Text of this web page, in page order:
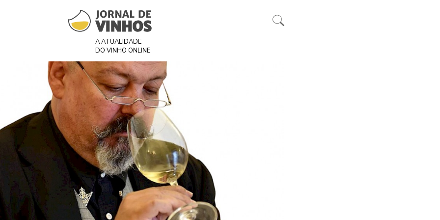
A ATUALIDADE
DO VINHO ONLINE